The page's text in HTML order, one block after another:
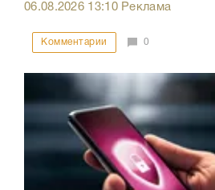
06.08.2026 13:10Реклама
Комментарии 0